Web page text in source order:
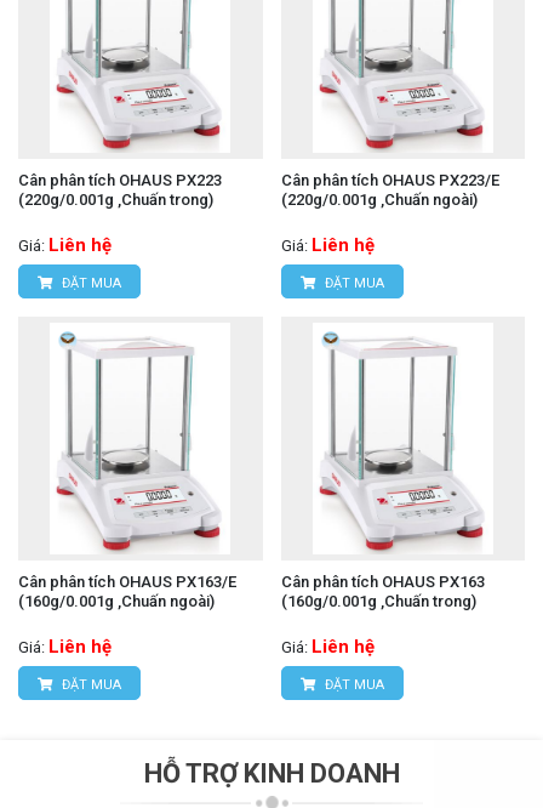
Cân phân tích OHAUS PX223
(220g/0.001g ,Chuấn trong)
Giá: Liên hệ
ĐẶT MUA
Cân phân tích OHAUS PX223/E
(220g/0.001g ,Chuấn ngoài)
Giá: Liên hệ
ĐẶT MUA
Cân phân tích OHAUS PX163/E
(160g/0.001g ,Chuấn ngoài)
Giá: Liên hệ
ĐẶT MUA
Cân phân tích OHAUS PX163
(160g/0.001g ,Chuấn trong)
Giá: Liên hệ
ĐẶT MUA
HỖ TRỢ KINH DOANH